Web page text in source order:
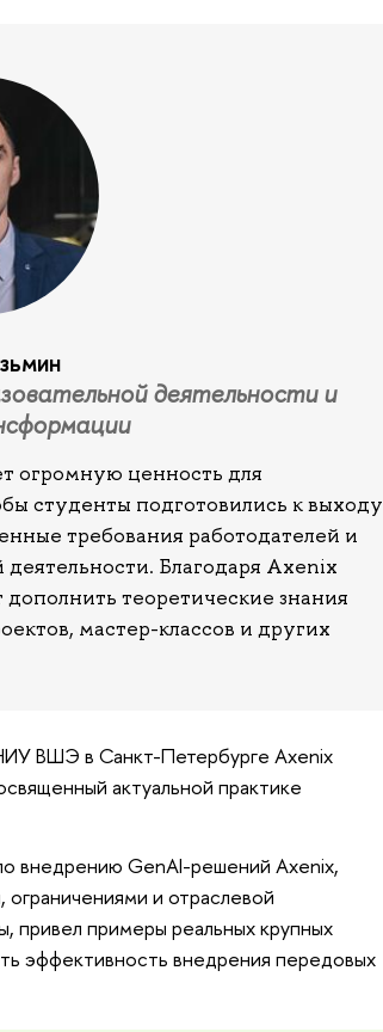
деятельности и
огромную ценность для
студенты подготовились к выходу
требования работодателей и
Благодаря Axenix
теоретические знания
мастер-классов и других
ВШЭ в Санкт-Петербурге Axenix
актуальной практике
внедрению GenAI-решений Axenix,
и отраслевой
привел примеры реальных крупных
эффективность внедрения передовых